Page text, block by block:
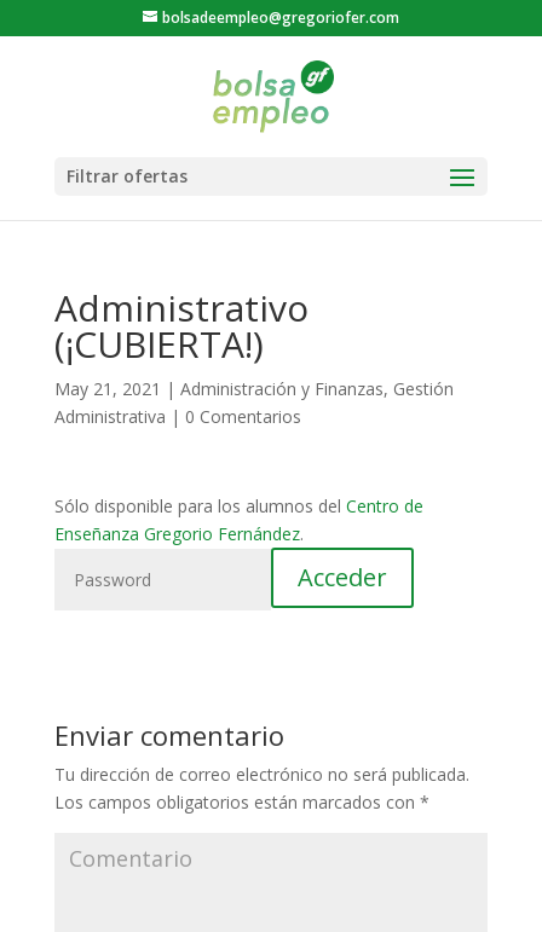
bolsadeempleo@gregoriofer.com
Administrativo
(¡CUBIERTA!)
May 21, 2021 | Administración y Finanzas, Gestión
Administrativa | 0 Comentarios
Sólo disponible para los alumnos del Centro de
Enseñanza Gregorio Fernández.
Enviar comentario
Tu dirección de correo electrónico no será publicada.
Los campos obligatorios están marcados con *